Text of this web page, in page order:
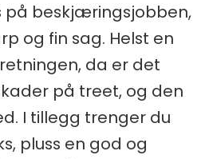
på beskjæringsjobben,
og fin sag. Helst en
da er det
på treet, og den
I tillegg trenger du
pluss en god og